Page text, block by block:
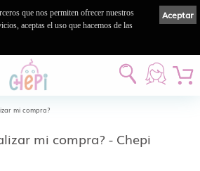
mi compra?
mi compra? - Chepi
Aceptar
que nos permiten ofrecer nuestros
aceptas el uso que hacemos de las